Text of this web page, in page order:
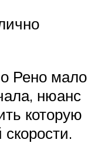
Рено мало
нюанс
которую